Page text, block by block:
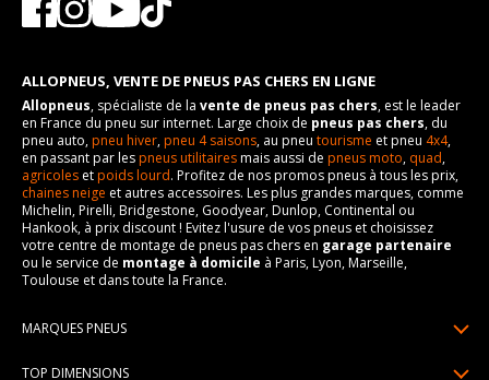
ALLOPNEUS, VENTE DE PNEUS PAS CHERS EN LIGNE
Allopneus, spécialiste de la vente de pneus pas chers, est le leader
en France du pneu sur internet. Large choix de pneus pas chers, du
pneu auto,pneu hiver,pneu 4 saisons, au pneu tourisme et pneu 4x4,
en passant par lespneus utilitairesmais aussi de pneus moto, quad,
agricoles etpoids lourd. Profitez de nos promos pneus à tous les prix,
chaines neige et autres accessoires. Les plus grandes marques, comme
Michelin, Pirelli, Bridgestone, Goodyear, Dunlop, Continental ou
Hankook, à prix discount ! Evitez l'usure de vos pneus et choisissez
votre centre de montage de pneus pas chers en garage partenaire
ou le service de montage à domicile à Paris, Lyon, Marseille,
Toulouse et dans toute la France.
MARQUES PNEUS
TOP DIMENSIONS